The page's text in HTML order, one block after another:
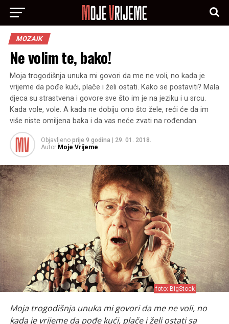
MOZAIK
Ne volim te, bako!
Moja trogodišnja unuka mi govori da me ne voli, no kada je
vrijeme da pođe kući, plače i želi ostati. Kako se postaviti? Mala
djeca su strastvena i govore sve što im je na jeziku i u srcu.
Kada vole, vole. A kada ne dobiju ono što žele, reći će da im
više niste omiljena baka i da vas neće zvati na rođendan.
Objavljeno prije 9 godina
29. 01. 2018.
Autor Moje Vrijeme
foto: BigStock
Moja trogodišnja unuka mi govori da me ne voli, no
kada je vrijeme da pođe kući, plače i želi ostati sa